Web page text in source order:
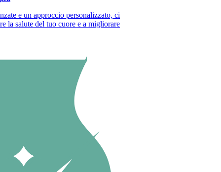
e un approccio personalizzato, ci
la salute del tuo cuore e a migliorare